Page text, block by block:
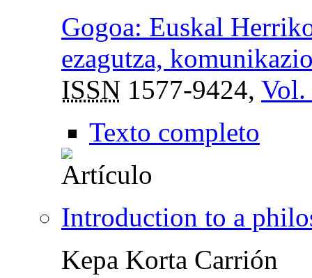
Gogoa: Euskal
ezagutza,
ISSN 1577-9424, Vol.
Texto completo
Introduction to a
Kepa Korta Carrión